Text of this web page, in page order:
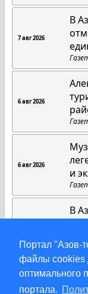
Портал "Азов-
файлы cookies
оптимального
портала.
7 авг 2026
В
6 авг 2026
6 авг 2026
и
В